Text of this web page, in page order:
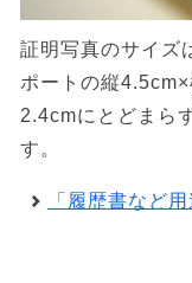
証明写真のサイズ
ポートの縦
2.4cmにとどまら
す。
「履歴書など